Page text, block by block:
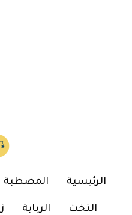
الرئيسية المصطبة
التخت الربابة